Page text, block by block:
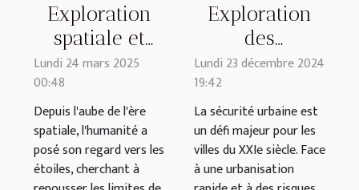
Exploration
spatiale et
minière Les
astéroïdes
comme
prochaine
frontière
économique
Lundi 24 mars 2025
00:48
Depuis l'aube de l'ère
spatiale, l'humanité a
posé son regard vers les
étoiles, cherchant à
Exploration
des
technologies
modernes
pour
renforcer la
sécurité
urbaine
Lundi 23 décembre 2024
19:42
La sécurité urbaine est
un défi majeur pour les
villes du XXIe siècle. Face
à une urbanisation